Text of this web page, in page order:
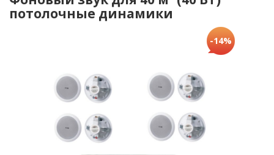
потолочные динамики
-14%